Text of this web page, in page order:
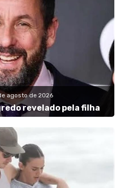
agosto de 2026
revelado pela filha